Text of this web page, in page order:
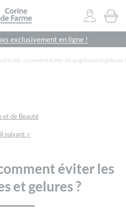
CORINE DE FARME SITE OFFICIEL
0
exclusivement en ligne !
froid : comment éviter les engelures et gelures ?
et de Beauté
suivant >
éviter les
et gelures ?